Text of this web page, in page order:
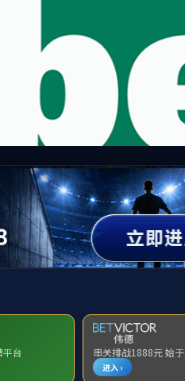
(古天乐·VIP认证)